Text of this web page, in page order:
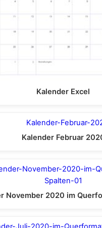
Kalender Excel
Kalender Februar
November 2020 im